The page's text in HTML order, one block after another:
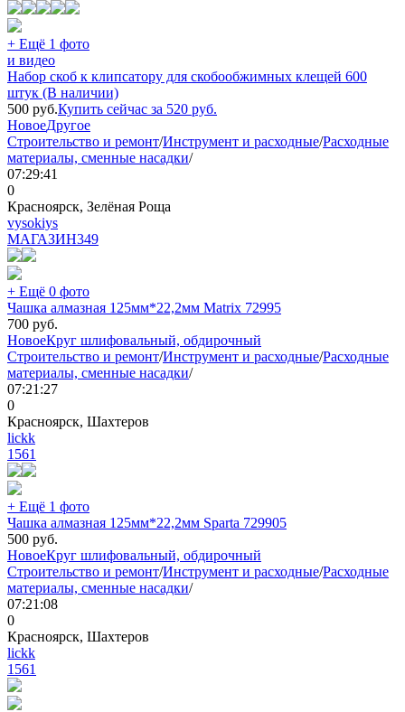
+ Ещё 1 фото
и видео
Набор скоб к клипсатору для скобообжимных клещей 600
штук (В наличии)
500 руб.Купить сейчас за 520 руб.
НовоеДругое
Строительство и ремонт/Инструмент и расходные/Расходные
материалы, сменные насадки/
07:29:41
0
Красноярск, Зелёная Роща
vysokiys
МАГАЗИН349
+ Ещё 0 фото
Чашка алмазная 125мм*22,2мм Matrix 72995
700 руб.
НовоеКруг шлифовальный, обдирочный
Строительство и ремонт/Инструмент и расходные/Расходные
материалы, сменные насадки/
07:21:27
0
Красноярск, Шахтеров
lickk
1561
+ Ещё 1 фото
Чашка алмазная 125мм*22,2мм Sparta 729905
500 руб.
НовоеКруг шлифовальный, обдирочный
Строительство и ремонт/Инструмент и расходные/Расходные
материалы, сменные насадки/
07:21:08
0
Красноярск, Шахтеров
lickk
1561